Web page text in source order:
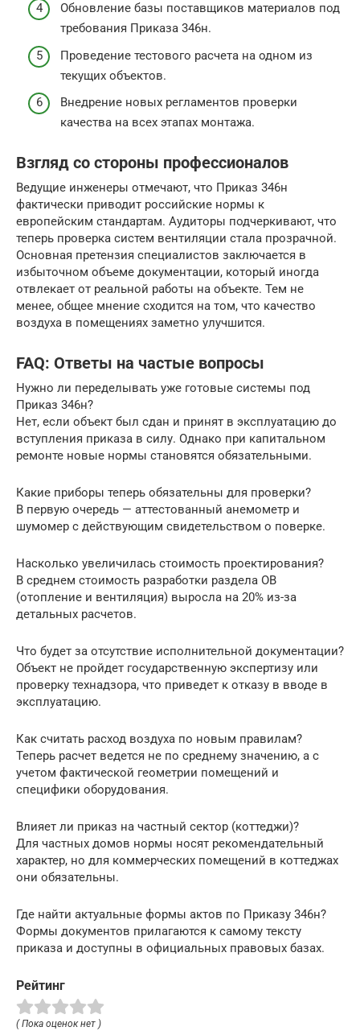
Обновление базы поставщиков материалов под
требования Приказа 346н.
Проведение тестового расчета на одном из
текущих объектов.
Внедрение новых регламентов проверки
качества на всех этапах монтажа.
Взгляд со стороны профессионалов
Ведущие инженеры отмечают, что Приказ 346н
фактически приводит российские нормы к
европейским стандартам. Аудиторы подчеркивают, что
теперь проверка систем вентиляции стала прозрачной.
Основная претензия специалистов заключается в
избыточном объеме документации, который иногда
отвлекает от реальной работы на объекте. Тем не
менее, общее мнение сходится на том, что качество
воздуха в помещениях заметно улучшится.
FAQ: Ответы на частые вопросы
Нужно ли переделывать уже готовые системы под
Приказ 346н?
Нет, если объект был сдан и принят в эксплуатацию до
вступления приказа в силу. Однако при капитальном
ремонте новые нормы становятся обязательными.
Какие приборы теперь обязательны для проверки?
В первую очередь — аттестованный анемометр и
шумомер с действующим свидетельством о поверке.
Насколько увеличилась стоимость проектирования?
В среднем стоимость разработки раздела ОВ
(отопление и вентиляция) выросла на 20% из-за
детальных расчетов.
Что будет за отсутствие исполнительной документации?
Объект не пройдет государственную экспертизу или
проверку технадзора, что приведет к отказу в вводе в
эксплуатацию.
Как считать расход воздуха по новым правилам?
Теперь расчет ведется не по среднему значению, а с
учетом фактической геометрии помещений и
специфики оборудования.
Влияет ли приказ на частный сектор (коттеджи)?
Для частных домов нормы носят рекомендательный
характер, но для коммерческих помещений в коттеджах
они обязательны.
Где найти актуальные формы актов по Приказу 346н?
Формы документов прилагаются к самому тексту
приказа и доступны в официальных правовых базах.
Рейтинг
( Пока оценок нет )